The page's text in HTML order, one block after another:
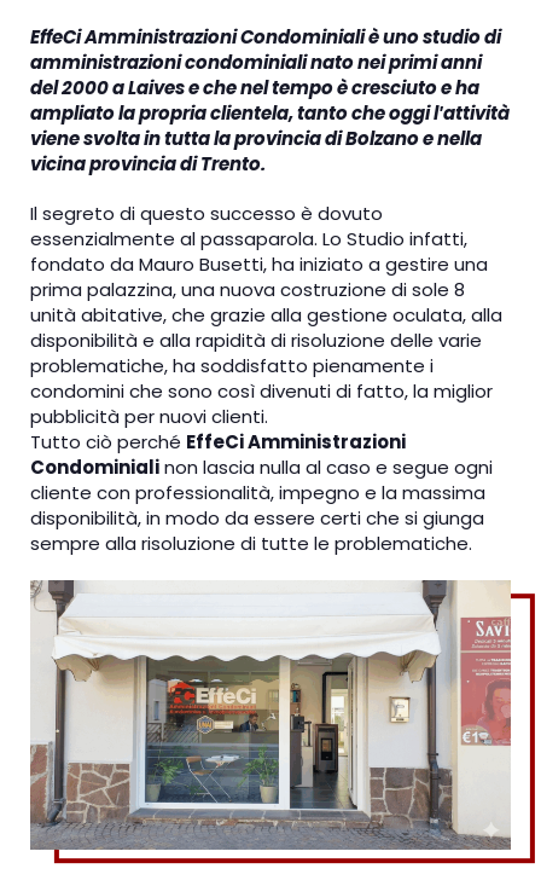
EffeCi Amministrazioni Condominialiè uno studio di
amministrazioni condominiali nato nei primi anni
del 2000 a Laives e che nel tempo è cresciuto e ha
ampliato la propria clientela, tanto che oggi l′attività
viene svolta in tutta la provincia di Bolzano e nella
vicina provincia di Trento.
Il segreto di questo successo è dovuto
essenzialmente al passaparola. Lo Studio infatti,
fondato da Mauro Busetti, ha iniziato a gestire una
prima palazzina, una nuova costruzione di sole 8
unità abitative, che grazie alla gestione oculata, alla
disponibilità e alla rapidità di risoluzione delle varie
problematiche, ha soddisfatto pienamente i
condomini che sono così divenuti di fatto, la miglior
pubblicità per nuovi clienti.
Tutto ciò perché EffeCi Amministrazioni
Condominialinon lascia nulla al caso e segue ogni
cliente con professionalità, impegno e la massima
disponibilità, in modo da essere certi che si giunga
sempre alla risoluzione di tutte le problematiche.